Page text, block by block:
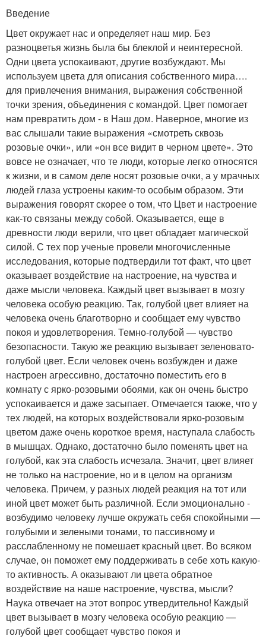
Введение
Цвет окружает нас и определяет наш мир. Без
разноцветья жизнь была бы блеклой и неинтересной.
Одни цвета успокаивают, другие возбуждают. Мы
используем цвета для описания собственного мира….
для привлечения внимания, выражения собственной
точки зрения, объединения с командой. Цвет помогает
нам превратить дом - в Наш дом. Наверное, многие из
вас слышали такие выражения «смотреть сквозь
розовые очки», или «он все видит в черном цвете». Это
вовсе не означает, что те люди, которые легко относятся
к жизни, и в самом деле носят розовые очки, а у мрачных
людей глаза устроены каким-то особым образом. Эти
выражения говорят скорее о том, что Цвет и настроение
как-то связаны между собой. Оказывается, еще в
древности люди верили, что цвет обладает магической
силой. С тех пор ученые провели многочисленные
исследования, которые подтвердили тот факт, что цвет
оказывает воздействие на настроение, на чувства и
даже мысли человека. Каждый цвет вызывает в мозгу
человека особую реакцию. Так, голубой цвет влияет на
человека очень благотворно и сообщает ему чувство
покоя и удовлетворения. Темно-голубой — чувство
безопасности. Такую же реакцию вызывает зеленовато-
голубой цвет. Если человек очень возбужден и даже
настроен агрессивно, достаточно поместить его в
комнату с ярко-розовыми обоями, как он очень быстро
успокаивается и даже засыпает. Отмечается также, что у
тех людей, на которых воздействовали ярко-розовым
цветом даже очень короткое время, наступала слабость
в мышцах. Однако, достаточно было поменять цвет на
голубой, как эта слабость исчезала. Значит, цвет влияет
не только на настроение, но и в целом на организм
человека. Причем, у разных людей реакция на тот или
иной цвет может быть различной. Если эмоционально -
возбудимо человеку лучше окружать себя спокойными —
голубыми и зелеными тонами, то пассивному и
расслабленному не помешает красный цвет. Во всяком
случае, он поможет ему поддерживать в себе хоть какую-
то активность. А оказывают ли цвета обратное
воздействие на наше настроение, чувства, мысли?
Наука отвечает на этот вопрос утвердительно! Каждый
цвет вызывает в мозгу человека особую реакцию —
голубой цвет сообщает чувство покоя и